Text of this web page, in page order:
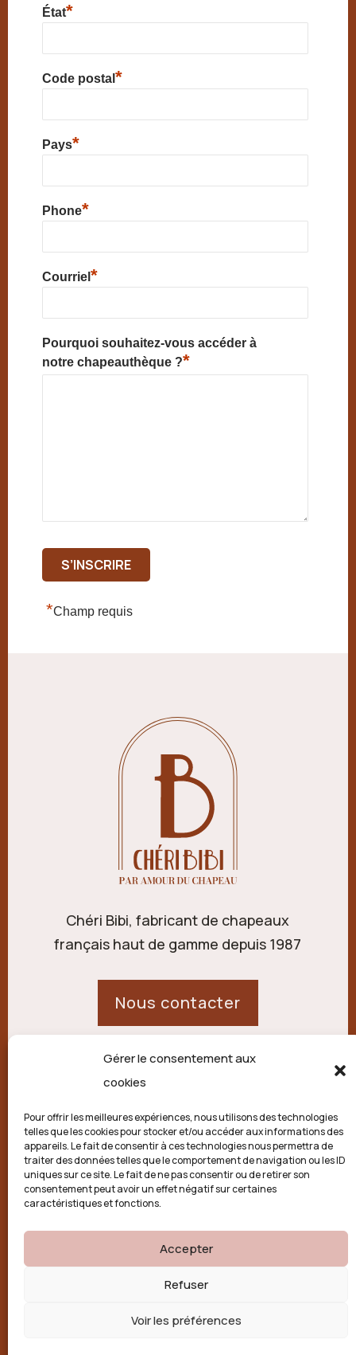
Gérer le consentement aux
cookies
Pour offrir les meilleures expériences, nous utilisons des technologies
telles que les cookies pour stocker et/ou accéder aux informations des
appareils. Le fait de consentir à ces technologies nous permettra de
traiter des données telles que le comportement de navigation ou les ID
uniques sur ce site. Le fait de ne pas consentir ou de retirer son
consentement peut avoir un effet négatif sur certaines
caractéristiques et fonctions.
Accepter
Refuser
Voir les préférences
État*
Code postal *
Pays*
Phone*
Courriel *
Pourquoi souhaitez-vous accéder à
notre chapeauthèque ?*
*Champ requis
Chéri Bibi, fabricant de chapeaux
français haut de gamme depuis 1987
Nous contacter
21 route de Palisse,
Politique de confidentialité
Conditions générales